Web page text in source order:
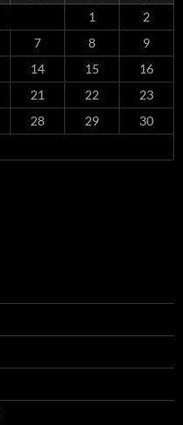
1
2
7 8
9
14 15
16
21 22
23
28 29
30